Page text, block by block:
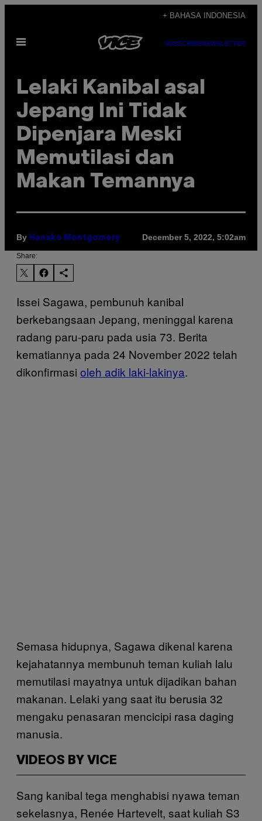
content
+ BAHASA INDONESIA
Open
SUBSCRIBENEWSLETTER
Lelaki Kanibal asal
Jepang Ini Tidak
Dipenjara Meski
Memutilasi dan
Makan Temannya
By Hanako Montgomery December 5, 2022, 5:02am
Share:
Issei Sagawa, pembunuh kanibal
berkebangsaan Jepang, meninggal karena
radang paru-paru pada usia 73. Berita
kematiannya pada 24 November 2022 telah
dikonfirmasi oleh adik laki-lakinya.
Semasa hidupnya, Sagawa dikenal karena
kejahatannya membunuh teman kuliah lalu
memutilasi mayatnya untuk dijadikan bahan
makanan. Lelaki yang saat itu berusia 32
mengaku penasaran mencicipi rasa daging
manusia.
VIDEOS BY VICE
Sang kanibal tega menghabisi nyawa teman
sekelasnya, Renée Hartevelt, saat kuliah S3